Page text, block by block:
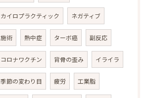
カイロプラクティック ネガティブ
施術 熱中症 ターボ癌 副反応
コロナワクチン 背骨の歪み イライラ
季節の変わり目 疲労 工業脂